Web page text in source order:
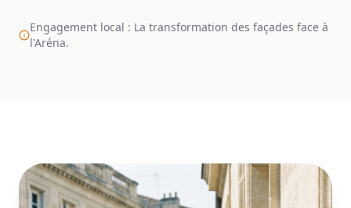
Engagement local : La transformation des façades face à
l'Aréna.